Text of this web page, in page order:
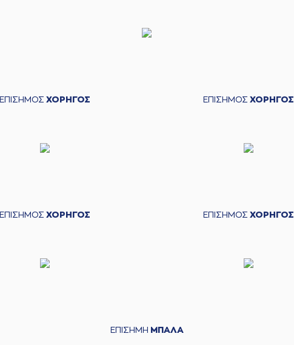
ΕΠΙΣΗΜΟΣ ΧΟΡΗΓΟΣ ΕΠΙΣΗΜΟΣ ΧΟΡΗΓΟΣ
ΕΠΙΣΗΜΟΣ ΧΟΡΗΓΟΣ ΕΠΙΣΗΜΟΣ ΧΟΡΗΓΟΣ
ΕΠΙΣΗΜΗ ΜΠΑΛΑ